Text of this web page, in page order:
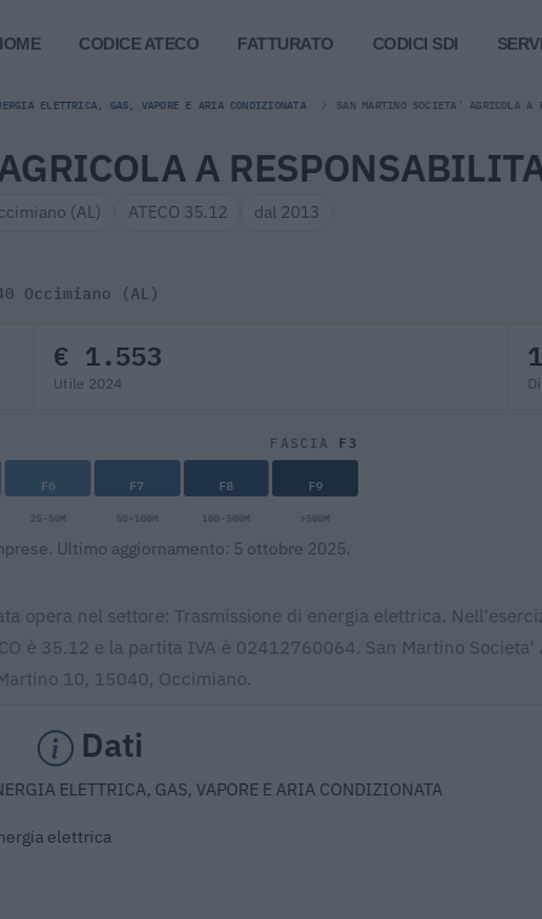
CODICE ATECO FATTURATO CODICI SDI
ELETTRICA, GAS, VAPORE E ARIA CONDIZIONATA SAN MARTINO SOCIETA' AGRICOLA
A
(AL) ATECO 35.12 dal 2013
Occimiano (AL)
€ 1.553
Utile 2024
FASCIA F3
F6 F7 F8 F9
25-50M 50-100M 100-500M >500M
Ultimo aggiornamento: 5 ottobre 2025.
opera nel settore: Trasmissione di energia elettrica.
è 35.12 e la partita IVA è 02412760064. San Martino Societa'
10, 15040, Occimiano.
Dati
ELETTRICA, GAS, VAPORE E ARIA CONDIZIONATA
elettrica